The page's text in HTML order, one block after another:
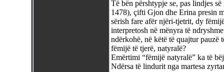
Të bën përshtypje se, pas lindjes
1478), çifti Gjon dhe Erina presin
sërish fare afër njëri-tjetrit, dy
interpretosh në mënyra të
ndërkohë, në këtë të quajtur pauzë
fëmijë të tjerë, natyralë?
Emërtimi “fëmijë natyralë” ka të
Ndërsa të lindurit nga martesa